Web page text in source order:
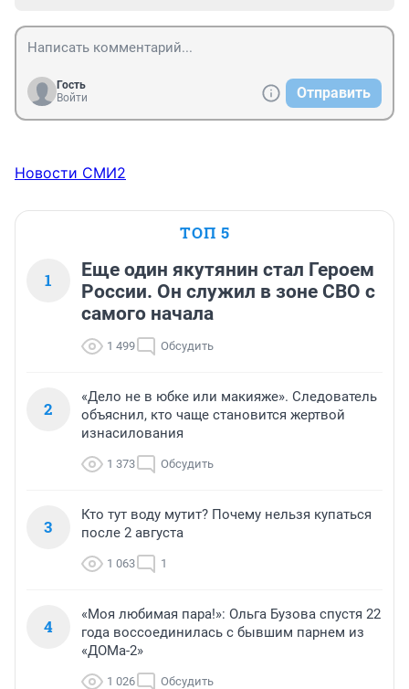
Гость
Войти
Отправить
Новости СМИ2
ТОП 5
1
Еще один якутянин стал Героем
России. Он служил в зоне СВО с
самого начала
1 499 Обсудить
2
«Дело не в юбке или макияже». Следователь
объяснил, кто чаще становится жертвой
изнасилования
1 373 Обсудить
3
Кто тут воду мутит? Почему нельзя купаться
после 2 августа
1 063 1
4
«Моя любимая пара!»: Ольга Бузова спустя 22
года воссоединилась с бывшим парнем из
«ДОМа-2»
1 026 Обсудить